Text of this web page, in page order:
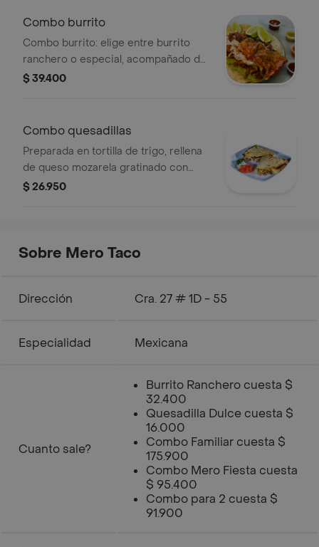
Combo burrito
Combo burrito: elige entre burrito
ranchero o especial, acompañado de
una gaseosa Postobón.
$ 39.400
Combo quesadillas
Preparada en tortilla de trigo, rellena
de queso mozarela gratinado con
proteína a elección entre (carne al
$ 26.950
Sobre Mero Taco
Dirección Cra. 27 # 1D - 55
Especialidad Mexicana
Cuanto sale?
Burrito Ranchero cuesta $
32.400
Quesadilla Dulce cuesta $
16.000
Combo Familiar cuesta $
175.900
Combo Mero Fiesta cuesta
$ 95.400
Combo para 2 cuesta $
91.900